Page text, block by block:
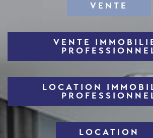
VENTE
VENTE
LOCATION
LOCATION